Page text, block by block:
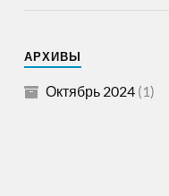
АРХИВЫ
Октябрь 2024(1)